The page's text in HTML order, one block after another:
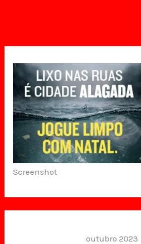
Screenshot
outubro 2023